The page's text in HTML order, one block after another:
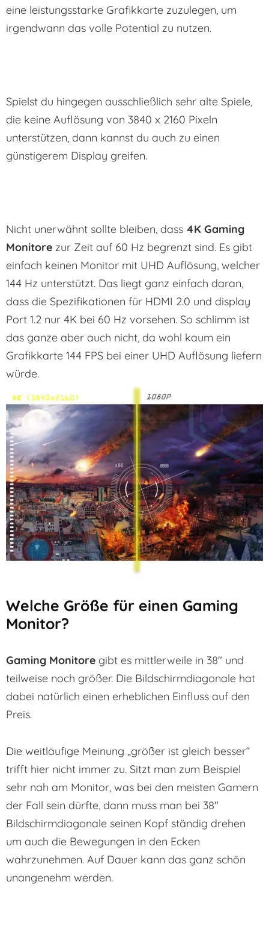
eine leistungsstarke Grafikkarte zuzulegen, um
irgendwann das volle Potential zu nutzen.
Spielst du hingegen ausschließlich sehr alte Spiele,
die keine Auflösung von 3840 x 2160 Pixeln
unterstützen, dann kannst du auch zu einen
günstigerem Display greifen.
Nicht unerwähnt sollte bleiben, dass 4K Gaming
Monitore zur Zeit auf 60 Hz begrenzt sind. Es gibt
einfach keinen Monitor mit UHD Auflösung, welcher
144 Hz unterstützt. Das liegt ganz einfach daran,
dass die Spezifikationen für HDMI 2.0 und display
Port 1.2 nur 4K bei 60 Hz vorsehen. So schlimm ist
das ganze aber auch nicht, da wohl kaum ein
Grafikkarte 144 FPS bei einer UHD Auflösung liefern
würde.
Welche Größe für einen Gaming
Monitor?
Gaming Monitore gibt es mittlerweile in 38″ und
teilweise noch größer. Die Bildschirmdiagonale hat
dabei natürlich einen erheblichen Einfluss auf den
Preis.
Die weitläufige Meinung „größer ist gleich besser“
trifft hier nicht immer zu. Sitzt man zum Beispiel
sehr nah am Monitor, was bei den meisten Gamern
der Fall sein dürfte, dann muss man bei 38″
Bildschirmdiagonale seinen Kopf ständig drehen
um auch die Bewegungen in den Ecken
wahrzunehmen. Auf Dauer kann das ganz schön
unangenehm werden.